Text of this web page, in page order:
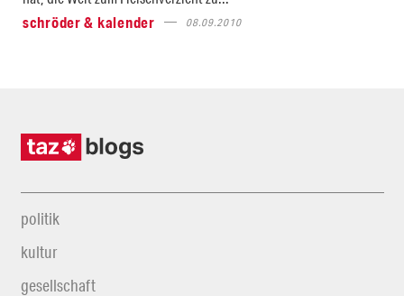
schröder & kalender
08.09.2010
politik
kultur
gesellschaft